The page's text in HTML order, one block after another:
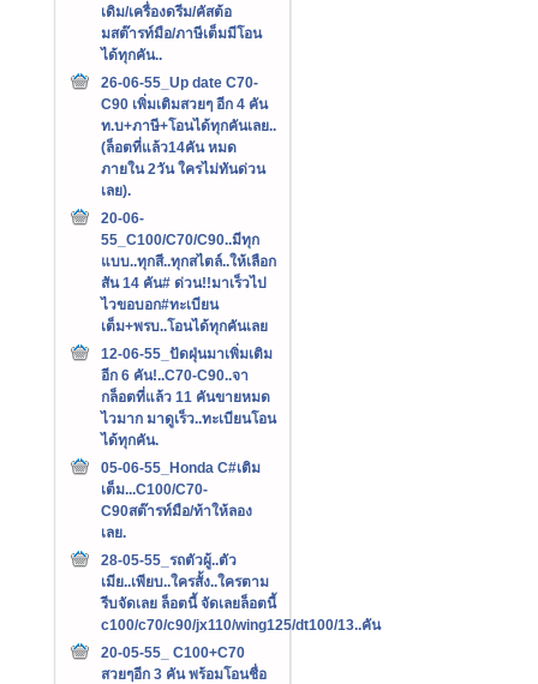
เดิม/เครื่องดรีม/คัสต้อ
มสต๊ารท์มือ/ภาษีเต็มมีโอน
ได้ทุกคัน..
26-06-55_Up date C70-
C90 เพิ่มเติมสวยๆ อีก 4 คัน
ท.บ+ภาษี+โอนได้ทุกคันเลย..
(ล็อตที่แล้ว14คัน หมด
ภายใน 2วัน ใครไม่ทันด่วน
เลย).
20-06-
55_C100/C70/C90..มีทุก
แบบ..ทุกสี..ทุกสไตล์..ให้เลือก
สัน 14 คัน# ด่วน!!มาเร็วไป
ไวขอบอก#ทะเบียน
เต็ม+พรบ..โอนได้ทุกคันเลย
12-06-55_ปัดฝุ่นมาเพิ่มเติม
อีก 6 คัน!..C70-C90..จา
กล็อตที่แล้ว 11 คันขายหมด
ไวมาก มาดูเร็ว..ทะเบียนโอน
ได้ทุกคัน.
05-06-55_Honda C#เติม
เต็ม...C100/C70-
C90สต๊ารท์มือ/ท้าให้ลอง
เลย.
28-05-55_รถตัวผู้..ตัว
เมีย..เพียบ..ใครสั้ง..ใครตาม
รีบจัดเลย ล็อตนี้ จัดเลยล็อตนี้
c100/c70/c90/jx110/wing125/dt100/13..คัน
20-05-55_ C100+C70
สวยๆอีก 3 คัน พร้อมโอนชื่อ